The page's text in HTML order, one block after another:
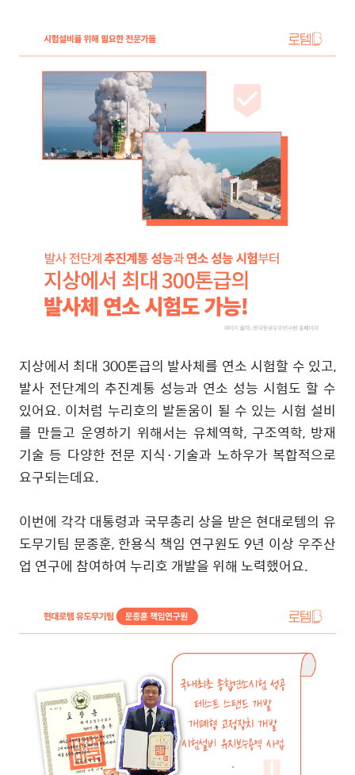
지상에서 최대 300톤급의 발사체를 연소 시험할 수 있고,
발사 전단계의 추진계통 성능과 연소 성능 시험도 할 수
있어요. 이처럼 누리호의 발돋움이 될 수 있는 시험 설비
를 만들고 운영하기 위해서는 유체역학, 구조역학, 방재
기술 등 다양한 전문 지식·기술과 노하우가 복합적으로
요구되는데요.
이번에 각각 대통령과 국무총리 상을 받은 현대로템의 유
도무기팀 문종훈, 한용식 책임 연구원도 9년 이상 우주산
업 연구에 참여하여 누리호 개발을 위해 노력했어요.